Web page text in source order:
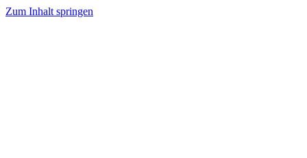
Zum Inhalt springen